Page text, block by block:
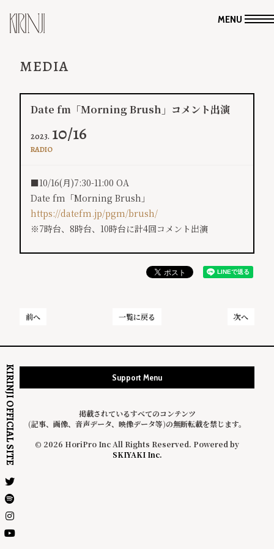
MENU
KIRINJI OFFICIAL SITE
MEDIA
Date fm「Morning Brush」コメント出演
2023. 10/16
RADIO
■10/16(月)7:30-11:00 OA
Date fm「Morning Brush」
https://datefm.jp/pgm/brush/
※7時台、8時台、10時台に計4回コメント出演
前へ 一覧に戻る 次へ
Support Menu
掲載されているすべてのコンテンツ
(記事、画像、音声データ、映像データ等)の無断転載を禁じます。
© 2026 HoriPro Inc All Rights Reserved. Powered by
SKIYAKI Inc.